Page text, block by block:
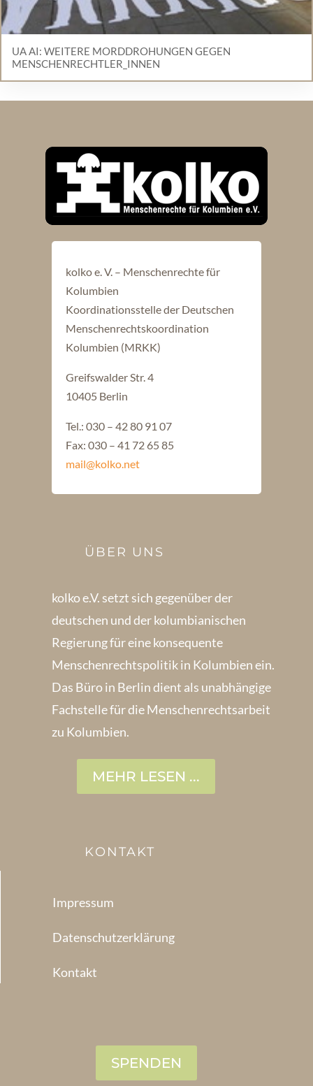
UA AI: WEITERE MORDDROHUNGEN GEGEN
MENSCHENRECHTLER_INNEN
kolko e. V. – Menschenrechte für
Kolumbien
Koordinationsstelle der Deutschen
Menschenrechtskoordination
Kolumbien (MRKK)
Greifswalder Str. 4
10405 Berlin
Tel.: 030 – 42 80 91 07
Fax: 030 – 41 72 65 85
mail@kolko.net
ÜBER UNS
kolko e.V. setzt sich gegenüber der
deutschen und der kolumbianischen
Regierung für eine konsequente
Menschenrechts­politik in Kolum­bien ein.
Das Büro in Berlin dient als unabhängige
Fachstelle für die Menschen­rechtsarbeit
zu Kolumbien.
MEHR LESEN ...
KONTAKT
Impressum
Datenschutzerklärung
Kontakt
SPENDEN